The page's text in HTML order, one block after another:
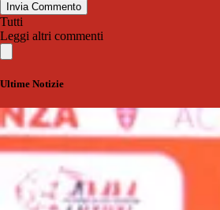
Invia Commento
Tutti
Leggi altri commenti
Ultime Notizie